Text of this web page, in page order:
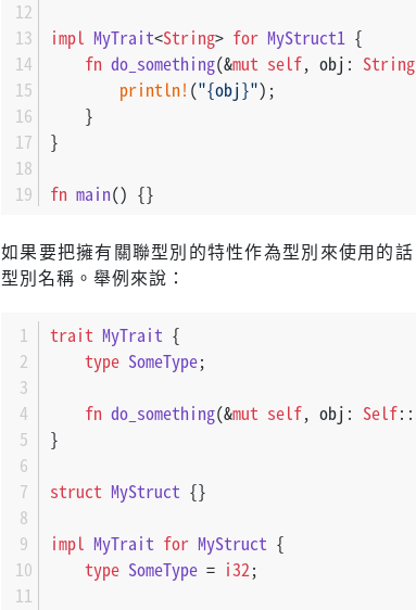
impl MyTrait<String> for MyStruct1 {
fn do_something(&mut self, obj: String
println! ("{obj}");
    }
}
fn main() {}
如果要把擁有關聯型別的特性作為型別來使用的
型別名稱。舉例來說：
trait MyTrait {
type SomeType;
fn do_something(&mut self, obj: Self
}
struct MyStruct {}
impl MyTrait for MyStruct {
type SomeType = i32;